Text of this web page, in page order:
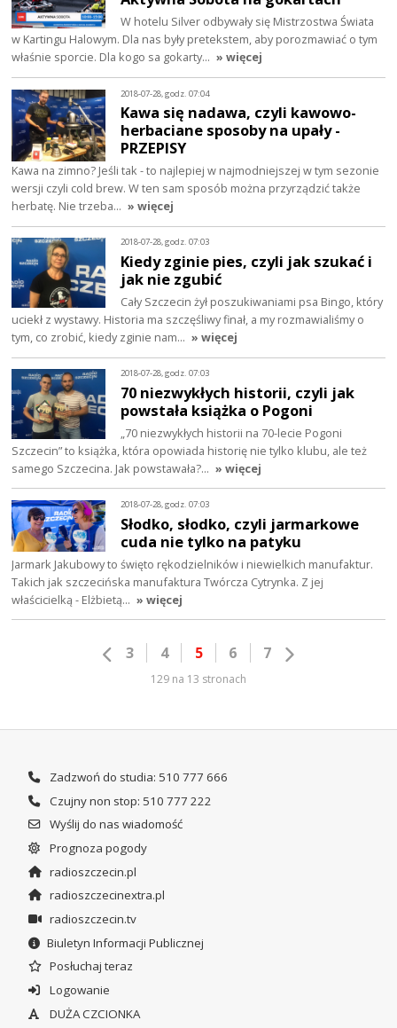
W hotelu Silver odbywały się Mistrzostwa Świata
w Kartingu Halowym. Dla nas były pretekstem, aby porozmawiać o tym
właśnie sporcie. Dla kogo sa gokarty… » więcej
2018-07-28, godz. 07:04
Kawa się nadawa, czyli kawowo-
herbaciane sposoby na upały -
PRZEPISY
Kawa na zimno? Jeśli tak - to najlepiej w najmodniejszej w tym sezonie
wersji czyli cold brew. W ten sam sposób można przyrządzić także
herbatę. Nie trzeba… » więcej
2018-07-28, godz. 07:03
Kiedy zginie pies, czyli jak szukać i
jak nie zgubić
Cały Szczecin żył poszukiwaniami psa Bingo, który
uciekł z wystawy. Historia ma szczęśliwy finał, a my rozmawialiśmy o
tym, co zrobić, kiedy zginie nam… » więcej
2018-07-28, godz. 07:03
70 niezwykłych historii, czyli jak
powstała książka o Pogoni
„70 niezwykłych historii na 70-lecie Pogoni
Szczecin” to książka, która opowiada historię nie tylko klubu, ale też
samego Szczecina. Jak powstawała?… » więcej
2018-07-28, godz. 07:03
Słodko, słodko, czyli jarmarkowe
cuda nie tylko na patyku
Jarmark Jakubowy to święto rękodzielników i niewielkich manufaktur.
Takich jak szczecińska manufaktura Twórcza Cytrynka. Z jej
właścicielką - Elżbietą… » więcej
3 4 5 6 7
129 na 13 stronach
Zadzwoń do studia: 510 777 666
Czujny non stop: 510 777 222
Wyślij do nas wiadomość
Prognoza pogody
radioszczecin.pl
radioszczecinextra.pl
radioszczecin.tv
Biuletyn Informacji Publicznej
Posłuchaj teraz
Logowanie
DUŻA CZCIONKA